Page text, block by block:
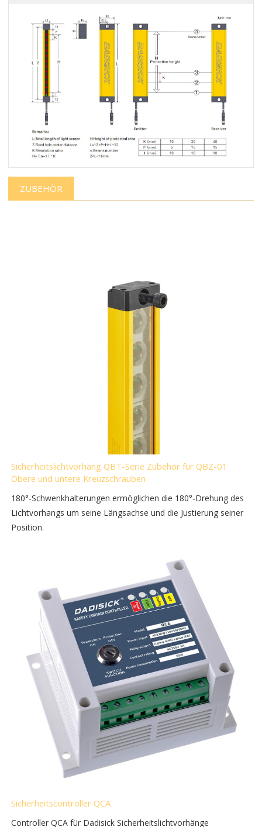
ZUBEHÖR
Sicherheitslichtvorhang QBT-Serie Zubehör für QBZ-01
Obere und untere Kreuzschrauben
180°-Schwenkhalterungen ermöglichen die 180°-Drehung des
Lichtvorhangs um seine Längsachse und die Justierung seiner
Position.
Sicherheitscontroller QCA
Controller QCA für Dadisick Sicherheitslichtvorhänge